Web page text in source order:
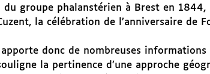
du groupe phalanstérien à Brest en
la célébration de l’anniversaire de
donc de nombreuses
la pertinence d’une approche